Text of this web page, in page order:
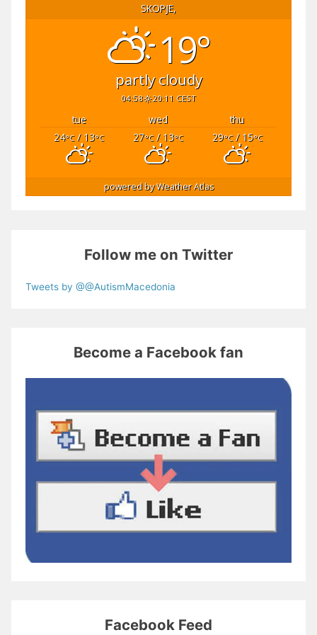
SKOPJE,
19°
partly cloudy
04:58 20:11 CEST
tue wed
thu
24°C/ 13°C 27°C/ 13°C 29°C/ 15°C
powered byWeather Atlas
Follow me on Twitter
Tweets by @@AutismMacedonia
Become a Facebook fan
Facebook Feed